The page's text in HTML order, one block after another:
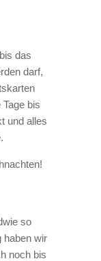
das
darf,
bis
und alles
so
haben wir
noch bis